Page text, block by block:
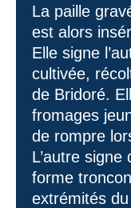
La paille
est alors
Elle signe
cultivée,
de Bridoré.
fromages
de rompre
L’autre
forme
extrémités